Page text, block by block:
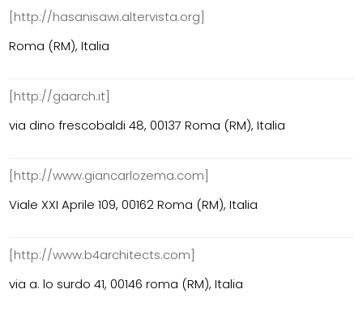
[http://hasanisawi.altervista.org]
Roma (RM), Italia
[http://gaarch.it]
via dino frescobaldi 48, 00137 Roma (RM), Italia
[http://www.giancarlozema.com]
Viale XXI Aprile 109, 00162 Roma (RM), Italia
[http://www.b4architects.com]
via a. lo surdo 41, 00146 roma (RM), Italia